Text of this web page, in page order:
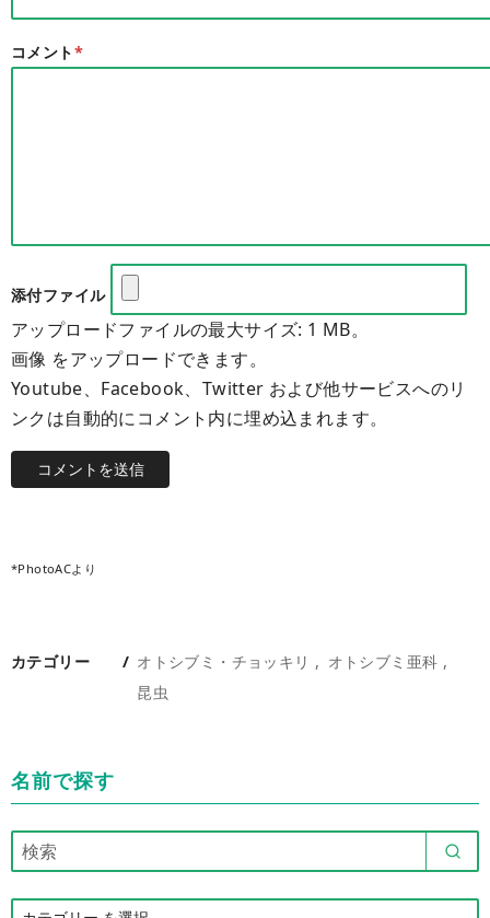
コメント*
添付ファイル
アップロードファイルの最大サイズ: 1 MB。
画像 をアップロードできます。
Youtube、Facebook、Twitter および他サービスへのリ
ンクは自動的にコメント内に埋め込まれます。
*PhotoACより
カテゴリー オトシブミ・チョッキリ
オトシブミ亜科
昆虫
名前で探す